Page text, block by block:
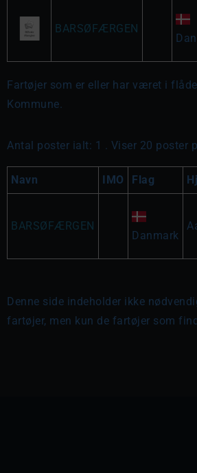
BARSØFÆRGEN
Fartøjer som er eller har været i
Kommune.
Antal poster ialt: 1 . Viser 20 poster
Navn IMO Flag
BARSØFÆRGEN
Danmark
Denne side indeholder ikke
fartøjer, men kun de fartøjer som